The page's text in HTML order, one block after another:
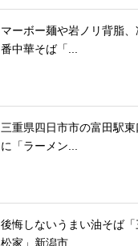
マーボー麺や岩ノリ背脂
番中華そば「...
三重県四日市市の富田駅
に「ラーメン...
後悔しないうまい油そば
松家」新潟市...